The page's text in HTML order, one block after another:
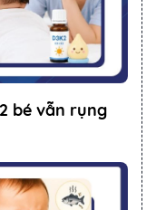
bé vẫn rụng